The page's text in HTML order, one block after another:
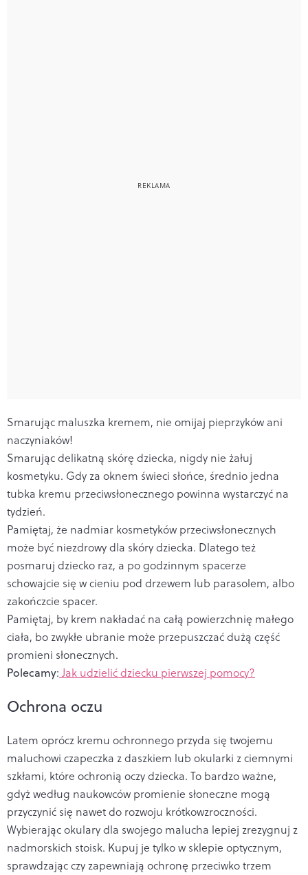
Smarując maluszka kremem, nie omijaj pieprzyków ani
naczyniaków!
Smarując delikatną skórę dziecka, nigdy nie żałuj
kosmetyku. Gdy za oknem świeci słońce, średnio jedna
tubka kremu przeciwsłonecznego powinna wystarczyć na
tydzień.
Pamiętaj, że nadmiar kosmetyków przeciwsłonecznych
może być niezdrowy dla skóry dziecka. Dlatego też
posmaruj dziecko raz, a po godzinnym spacerze
schowajcie się w cieniu pod drzewem lub parasolem, albo
zakończcie spacer.
Pamiętaj, by krem nakładać na całą powierzchnię małego
ciała, bo zwykłe ubranie może przepuszczać dużą część
promieni słonecznych.
Polecamy: Jak udzielić dziecku pierwszej pomocy?
Ochrona oczu
Latem oprócz kremu ochronnego przyda się twojemu
maluchowi czapeczka z daszkiem lub okularki z ciemnymi
szkłami, które ochronią oczy dziecka. To bardzo ważne,
gdyż według naukowców promienie słoneczne mogą
przyczynić się nawet do rozwoju krótkowzroczności.
Wybierając okulary dla swojego malucha lepiej zrezygnuj z
nadmorskich stoisk. Kupuj je tylko w sklepie optycznym,
sprawdzając czy zapewniają ochronę przeciwko trzem